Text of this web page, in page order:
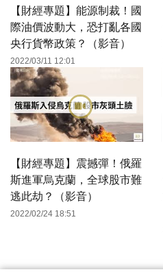
【財經專題】能源制裁！國
際油價波動大，恐打亂各國
央行貨幣政策？（影音）
2022/03/11 12:01
【財經專題】震撼彈！俄羅
斯進軍烏克蘭，全球股市難
逃此劫？（影音）
2022/02/24 18:51